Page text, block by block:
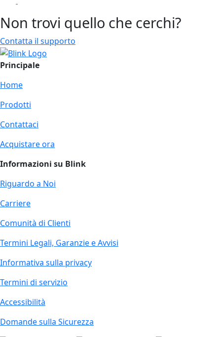
Non trovi quello che cerchi?
Contatta il supporto
Principale
Home
Prodotti
Contattaci
Acquistare ora
Informazioni su Blink
Riguardo a Noi
Carriere
Comunità di Clienti
Termini Legali, Garanzie e Avvisi
Informativa sulla privacy
Termini di servizio
Accessibilità
Domande sulla Sicurezza